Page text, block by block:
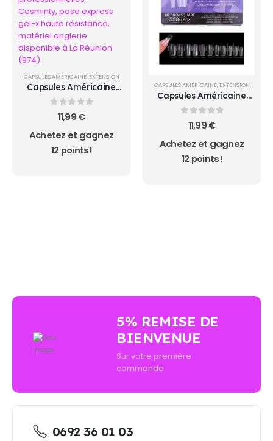
CAPSULES AMÉRICAINE, EXTENSION
Capsules Américaine
LONG COFFIN
sur 5
11,99€
Achetez et gagnez
12 points!
CAPSULES AMÉRICAINE, EXTENSION
Capsules Américaine
MEDIUM SQUARE
sur 5
11,99€
Achetez et gagnez
12 points!
5% REMISE DE
BIENVENUE
Sur votre première
commande
0692 36 01 03